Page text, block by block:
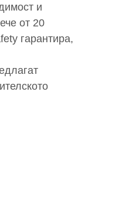
и
от 20
гарантира,